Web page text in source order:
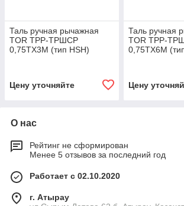
Таль ручная рычажная
TOR ТРР-ТРШСР
0,75ТХ3М (тип HSH)
Цену уточняйте
Таль ручная
TOR ТРР-
0,75ТХ6М
Цену
О нас
Рейтинг не сформирован
Менее 5 отзывов за последний год
Работает с 02.10.2020
г. Атырау